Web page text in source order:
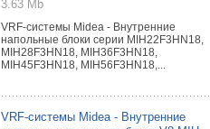
3.63 Mb
VRF-системы Midea - Внутренние
напольные блоки серии MIH22F3HN18,
MIH28F3HN18, MIH36F3HN18,
MIH45F3HN18, MIH56F3HN18,...
VRF-системы Midea - Внутренние